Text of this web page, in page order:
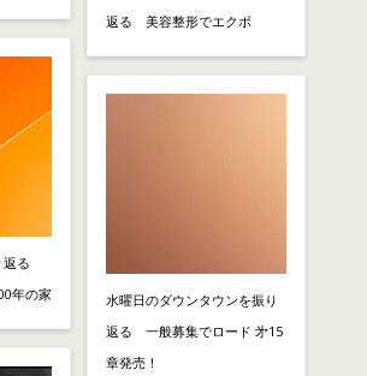
返る
年の家
返る 美容整形でエクボ
水曜日のダウンタウンを振り
返る 一般募集でロード 㐧15
章発売！